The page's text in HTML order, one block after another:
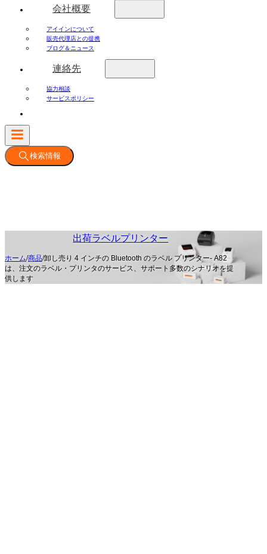
会社概要
アイインについて
販売代理店との提携
ブログ＆ニュース
連絡先
協力相談
サービスポリシー
検索情報
出荷ラベルプリンター
ホーム/商品/卸し売り 4 インチの Bluetooth のラベル プリンター- A82
は、注文のラベル・プリンタのサービス、サポート多数のシナリオを提
供します